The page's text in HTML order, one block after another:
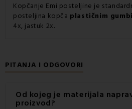
Kopčanje Emi posteljine je
posteljina kopča plastičnim
4x, jastuk 2x.
PITANJA I ODGOVORI
Od kojeg je materijala
proizvod?